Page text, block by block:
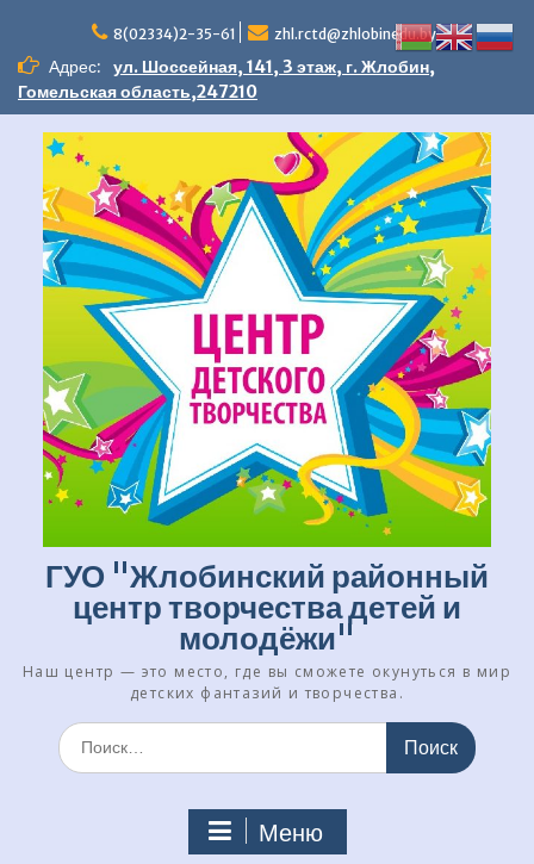
содержимому
8(02334)2-35-61 zhl.rctd@zhlobinedu.by
Адрес:
ул. Шоссейная, 141, 3 этаж, г. Жлобин,
Гомельская область,247210
ГУО "Жлобинский районный
центр творчества детей и
молодёжи"
Наш центр — это место, где вы сможете окунуться в мир
детских фантазий и творчества.
Искать:
Меню